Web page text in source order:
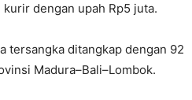
dengan upah Rp5 juta.
tersangka ditangkap dengan 92
Madura–Bali–Lombok.